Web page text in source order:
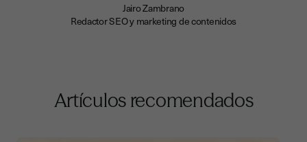
Jairo Zambrano
Redactor SEO y marketing de contenidos
Artículos recomendados